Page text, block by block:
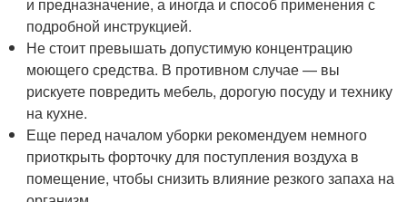
подробной инструкцией.
Не стоит превышать допустимую концентрацию
моющего средства. В противном случае — вы
рискуете повредить мебель, дорогую посуду и технику
на кухне.
Еще перед началом уборки рекомендуем немного
приоткрыть форточку для поступления воздуха в
помещение, чтобы снизить влияние резкого запаха на